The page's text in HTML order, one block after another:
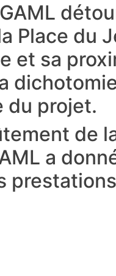
Place du
et sa
du projet.
de
a